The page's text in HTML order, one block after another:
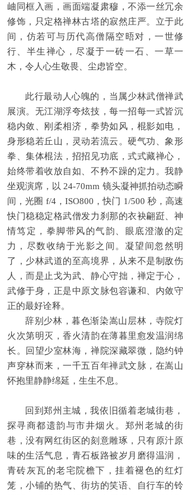
岫同框入画，画面端凝肃穆，不添一丝冗余
修饰，只定格禅林古塔的寂然庄严。立于此
间，仿若可与历代高僧隔空晤对，一世修
行、半生禅心，尽凝于一砖一石、一草一
木，令人心生敬畏、尘虑皆空。
此行最动人心魄的，当属少林武僧禅武
展演。无江湖浮夸炫技，每一招每一式皆沉
稳内敛、刚柔相济，拳势如风，棍影如电，
身形稳若丘山，灵动若流云。硬气功、象形
拳、集体棍法，招招见功底，式式藏禅心，
始终带着收放自如、不矜不躁的定力。我静
坐观演席，以 24-70mm 镜头凝神抓拍动态瞬
间，光圈 f/4，ISO800，快门 1/500 秒，高速
快门稳稳定格武僧发力刹那的衣袂翩跹、神
情笃定，拳脚带风的气韵、眼底澄澈的定
力，尽数收纳于光影之间。凝望间忽然明
了，少林武道的至高境界，从来不是制敌伤
人，而是止戈为武、静心守拙，禅定于心，
武修于身，正是中原文脉包容谦和、内敛守
正的最好诠释。
辞别少林，暮色渐染嵩山层林，寺院灯
火次第明灭，香火清韵在薄暮里愈发温润绵
长。回望少室林海，禅院深藏翠微，隐约钟
声穿林而来，一千五百年禅武文脉，在嵩山
怀抱里静静绵延，生生不息。
回到郑州主城，我依旧循着老城街巷，
探寻商都遗韵与市井烟火。郑州老城的街
巷，没有网红街区的刻意雕琢，只有原汁原
味的生活气息，青石板路被岁月磨得温润，
青砖灰瓦的老宅院檐下，挂着褪色的红灯
笼，小铺的热气、街坊的笑语、自行车的铃